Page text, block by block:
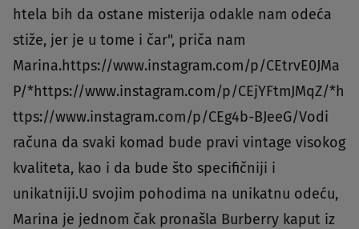
htela bih da ostane misterija odakle nam odeća
stiže, jer je u tome i čar", priča nam
Marina.https://www.instagram.com/p/CEtrvE0JMa
P/*https://www.instagram.com/p/CEjYFtmJMqZ/*h
ttps://www.instagram.com/p/CEg4b-BJeeG/Vodi
računa da svaki komad bude pravi vintage visokog
kvaliteta, kao i da bude što specifičniji i
unikatniji.U svojim pohodima na unikatnu odeću,
Marina je jednom čak pronašla Burberry kaput iz